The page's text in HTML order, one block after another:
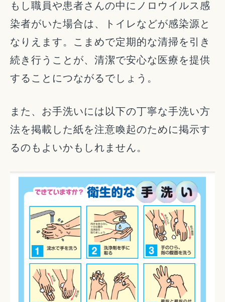
もし職員や患者さんの中にノロウイルス感
染者がいた場合は、トイレなどが感染源と
なりえます。こまめで定期的な清掃を引き
続き行うことが、清潔で安心な医療を提供
することにつながるでしょう。
また、お手洗いには以下の丁寧な手洗い方
法を掲載した紙を注意喚起のために掲示す
るのもよいかもしれません。